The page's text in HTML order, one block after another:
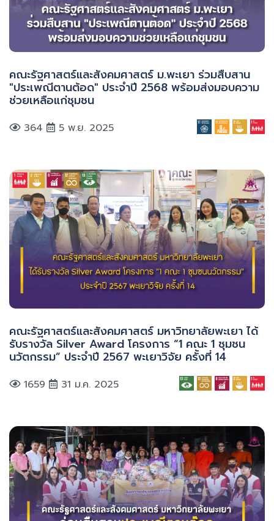
คณะรัฐศาสตร์และสังคมศาสตร์ ม.พะเยา ร่วมสืบสาน
"ประเพณีตานต้อด" ประจำปี 2568 พร้อมส่งมอบความ
ช่วยเหลือแก่ชุมชน
364 5 พ.ย. 2025
คณะรัฐศาสตร์และสังคมศาสตร์ มหาวิทยาลัยพะเยา ได้
รับรางวัล Silver Award โครงการ “1 คณะ 1 ชุมชน
นวัตกรรม” ประจำปี 2567 พะเยาวิจัย ครั้งที่ 14
1659 31 ม.ค. 2025